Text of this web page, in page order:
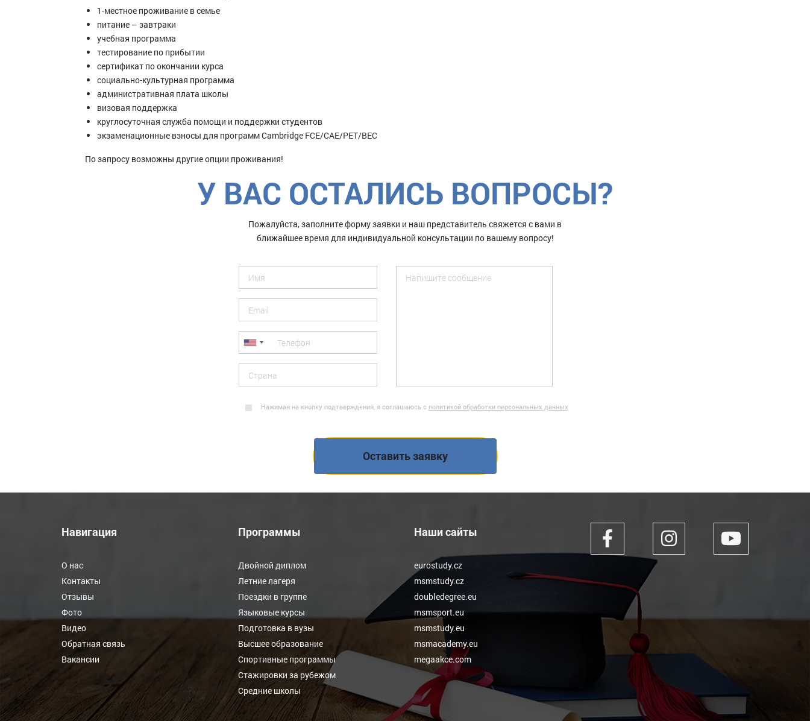
1-местное проживание в семье
питание – завтраки
учебная программа
тестирование по прибытии
сертификат по окончании курса
социально-культурная программа
административная плата школы
визовая поддержка
круглосуточная служба помощи и поддержки студентов
экзаменационные взносы для программ Cambridge FCE/CAE/PET/BEC
По запросу возможны другие опции проживания!
У ВАС ОСТАЛИСЬ ВОПРОСЫ?
Пожалуйста, заполните форму заявки и наш представитель свяжется с вами в
ближайшее время для индивидуальной консультации по вашему вопросу!
Нажимая на кнопку подтверждения, я соглашаюсь с политикой обработки персональных данных
Навигация
О нас
Контакты
Отзывы
Фото
Видео
Обратная связь
Вакансии
Программы
Двойной диплом
Летние лагеря
Поездки в группе
Языковые курсы
Подготовка в вузы
Высшее образование
Спортивные программы
Стажировки за рубежом
Средние школы
Наши сайты
eurostudy.cz
msmstudy.cz
doubledegree.eu
msmsport.eu
msmstudy.eu
msmacademy.eu
megaakce.com